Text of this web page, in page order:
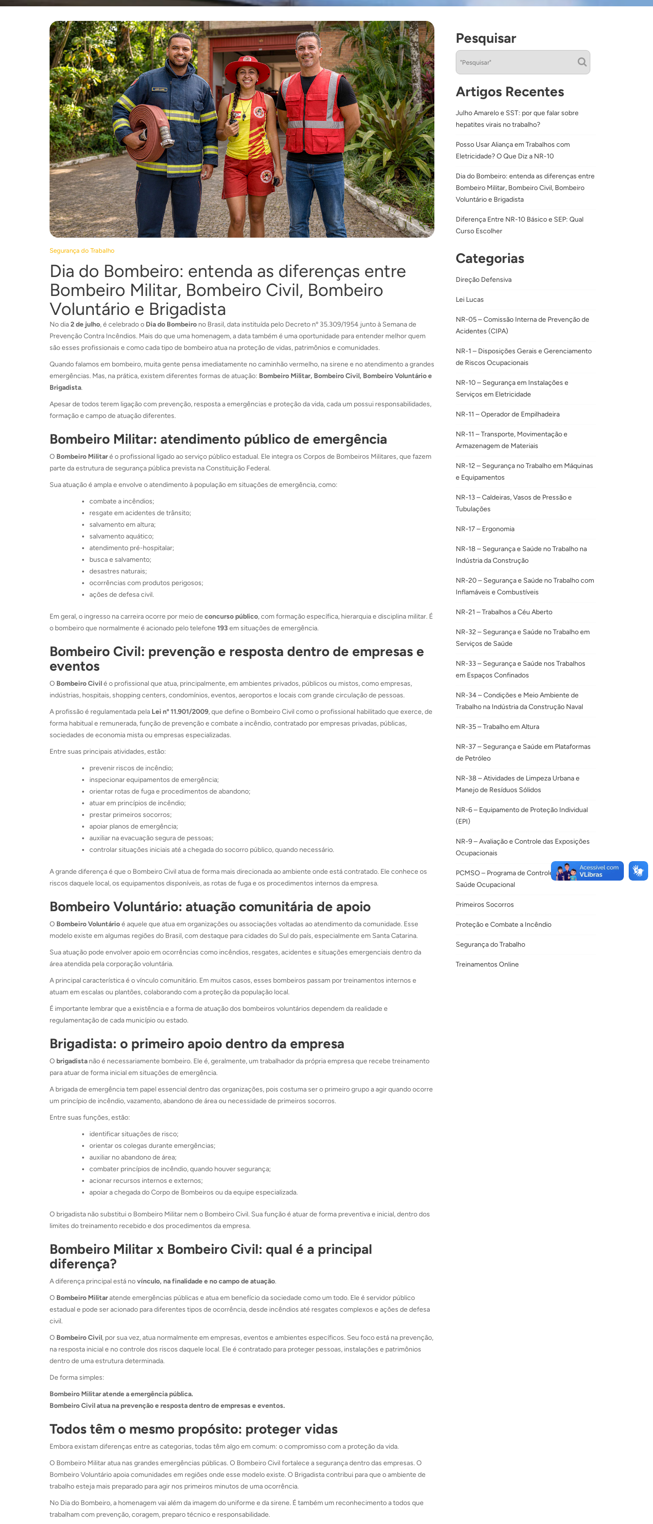
Segurança do Trabalho
Dia do Bombeiro: entenda as diferenças entre
Bombeiro Militar, Bombeiro Civil, Bombeiro
Voluntário e Brigadista
No dia2 de julho, é celebrado o Dia do Bombeiro no Brasil, data instituída pelo Decreto nº 35.309/1954 junto à Semana de
Prevenção Contra Incêndios. Mais do que uma homenagem, a data também é uma oportunidade para entender melhor quem
são esses profissionais e como cada tipo de bombeiro atua na proteção de vidas, patrimônios e comunidades.
Quando falamos em bombeiro, muita gente pensa imediatamente no caminhão vermelho, na sirene e no atendimento a grandes
emergências. Mas, na prática, existem diferentes formas de atuação: Bombeiro Militar, Bombeiro Civil, Bombeiro Voluntário e
Brigadista.
Apesar de todos terem ligação com prevenção, resposta a emergências e proteção da vida, cada um possui responsabilidades,
formação e campo de atuação diferentes.
Bombeiro Militar: atendimento público de emergência
O Bombeiro Militaré o profissional ligado ao serviço público estadual. Ele integra os Corpos de Bombeiros Militares, que fazem
parte da estrutura de segurança pública prevista na Constituição Federal.
Sua atuação é ampla e envolve o atendimento à população em situações de emergência, como:
combate a incêndios;
resgate em acidentes de trânsito;
salvamento em altura;
salvamento aquático;
atendimento pré-hospitalar;
busca e salvamento;
desastres naturais;
ocorrências com produtos perigosos;
ações de defesa civil.
Em geral, o ingresso na carreira ocorre por meio de concurso público, com formação específica, hierarquia e disciplina militar. É
o bombeiro que normalmente é acionado pelo telefone 193em situações de emergência.
Bombeiro Civil: prevenção e resposta dentro de empresas e
eventos
O Bombeiro Civilé o profissional que atua, principalmente, em ambientes privados, públicos ou mistos, como empresas,
indústrias, hospitais, shopping centers, condomínios, eventos, aeroportos e locais com grande circulação de pessoas.
A profissão é regulamentada pela Lei nº 11.901/2009, que define o Bombeiro Civil como o profissional habilitado que exerce, de
forma habitual e remunerada, função de prevenção e combate a incêndio, contratado por empresas privadas, públicas,
sociedades de economia mista ou empresas especializadas.
Entre suas principais atividades, estão:
prevenir riscos de incêndio;
inspecionar equipamentos de emergência;
orientar rotas de fuga e procedimentos de abandono;
atuar em princípios de incêndio;
prestar primeiros socorros;
apoiar planos de emergência;
auxiliar na evacuação segura de pessoas;
controlar situações iniciais até a chegada do socorro público, quando necessário.
A grande diferença é que o Bombeiro Civil atua de forma mais direcionada ao ambiente onde está contratado. Ele conhece os
riscos daquele local, os equipamentos disponíveis, as rotas de fuga e os procedimentos internos da empresa.
Bombeiro Voluntário: atuação comunitária de apoio
O Bombeiro Voluntárioé aquele que atua em organizações ou associações voltadas ao atendimento da comunidade. Esse
modelo existe em algumas regiões do Brasil, com destaque para cidades do Sul do país, especialmente em Santa Catarina.
Sua atuação pode envolver apoio em ocorrências como incêndios, resgates, acidentes e situações emergenciais dentro da
área atendida pela corporação voluntária.
A principal característica é o vínculo comunitário. Em muitos casos, esses bombeiros passam por treinamentos internos e
atuam em escalas ou plantões, colaborando com a proteção da população local.
É importante lembrar que a existência e a forma de atuação dos bombeiros voluntários dependem da realidade e
regulamentação de cada município ou estado.
Brigadista: o primeiro apoio dentro da empresa
Obrigadista não é necessariamente bombeiro. Ele é, geralmente, um trabalhador da própria empresa que recebe treinamento
para atuar de forma inicial em situações de emergência.
A brigada de emergência tem papel essencial dentro das organizações, pois costuma ser o primeiro grupo a agir quando ocorre
um princípio de incêndio, vazamento, abandono de área ou necessidade de primeiros socorros.
Entre suas funções, estão:
identificar situações de risco;
orientar os colegas durante emergências;
auxiliar no abandono de área;
combater princípios de incêndio, quando houver segurança;
acionar recursos internos e externos;
apoiar a chegada do Corpo de Bombeiros ou da equipe especializada.
O brigadista não substitui o Bombeiro Militar nem o Bombeiro Civil. Sua função é atuar de forma preventiva e inicial, dentro dos
limites do treinamento recebido e dos procedimentos da empresa.
Bombeiro Militar x Bombeiro Civil: qual é a principal
diferença?
A diferença principal está novínculo, na finalidade e no campo de atuação.
O Bombeiro Militaratende emergências públicas e atua em benefício da sociedade como um todo. Ele é servidor público
estadual e pode ser acionado para diferentes tipos de ocorrência, desde incêndios até resgates complexos e ações de defesa
civil.
O Bombeiro Civil, por sua vez, atua normalmente em empresas, eventos e ambientes específicos. Seu foco está na prevenção,
na resposta inicial e no controle dos riscos daquele local. Ele é contratado para proteger pessoas, instalações e patrimônios
dentro de uma estrutura determinada.
De forma simples:
Bombeiro Militar atende a emergência pública.
Bombeiro Civil atua na prevenção e resposta dentro de empresas e eventos.
Todos têm o mesmo propósito: proteger vidas
Embora existam diferenças entre as categorias, todas têm algo em comum: o compromisso com a proteção da vida.
O Bombeiro Militar atua nas grandes emergências públicas. O Bombeiro Civil fortalece a segurança dentro das empresas. O
Bombeiro Voluntário apoia comunidades em regiões onde esse modelo existe. O Brigadista contribui para que o ambiente de
trabalho esteja mais preparado para agir nos primeiros minutos de uma ocorrência.
No Dia do Bombeiro, a homenagem vai além da imagem do uniforme e da sirene. É também um reconhecimento a todos que
trabalham com prevenção, coragem, preparo técnico e responsabilidade.
Pesquisar
Artigos Recentes
Julho Amarelo e SST: por que falar sobre
hepatites virais no trabalho?
Posso Usar Aliança em Trabalhos com
Eletricidade? O Que Diz a NR-10
Dia do Bombeiro: entenda as diferenças entre
Bombeiro Militar, Bombeiro Civil, Bombeiro
Voluntário e Brigadista
Diferença Entre NR-10 Básico e SEP: Qual
Curso Escolher
Categorias
Direção Defensiva
Lei Lucas
NR-05 – Comissão Interna de Prevenção de
Acidentes (CIPA)
NR-1 – Disposições Gerais e Gerenciamento
de Riscos Ocupacionais
NR-10 – Segurança em Instalações e
Serviços em Eletricidade
NR-11 – Operador de Empilhadeira
NR-11 – Transporte, Movimentação e
Armazenagem de Materiais
NR-12 – Segurança no Trabalho em Máquinas
e Equipamentos
NR-13 – Caldeiras, Vasos de Pressão e
Tubulações
NR-17 – Ergonomia
NR-18 – Segurança e Saúde no Trabalho na
Indústria da Construção
NR-20 – Segurança e Saúde no Trabalho com
Inflamáveis e Combustíveis
NR-21 – Trabalhos a Céu Aberto
NR-32 – Segurança e Saúde no Trabalho em
Serviços de Saúde
NR-33 – Segurança e Saúde nos Trabalhos
em Espaços Confinados
NR-34 – Condições e Meio Ambiente de
Trabalho na Indústria da Construção Naval
NR-35 – Trabalho em Altura
NR-37 – Segurança e Saúde em Plataformas
de Petróleo
NR-38 – Atividades de Limpeza Urbana e
Manejo de Resíduos Sólidos
NR-6 – Equipamento de Proteção Individual
(EPI)
NR-9 – Avaliação e Controle das Exposições
Ocupacionais
PCMSO – Programa de Controle Médico de
Saúde Ocupacional
Primeiros Socorros
Proteção e Combate a Incêndio
Segurança do Trabalho
Treinamentos Online